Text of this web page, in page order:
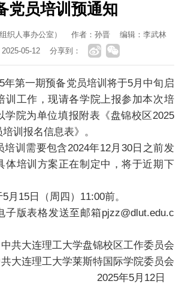
党员培训预通知
织人事办公室） 作者：孙晋
编辑：李武林
05-12
分享到：
年第一期预备党员培训将于5月中旬启
训工作，现请各学院上报参加本次培
学院为单位填报附表《盘锦校区2025
训报名信息表》。
培训需要包含2024年12月30日之前发
体培训方案正在制定中，将于近期下
5月15日（周四）11:00前。
子版表格发送至邮箱pjzz@dlut.edu.c
中共大连理工大学盘锦校区工作委员会
大连理工大学莱斯特国际学院委员会
2025年5月12日